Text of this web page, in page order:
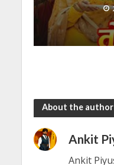
About the author
Ankit
Ankit